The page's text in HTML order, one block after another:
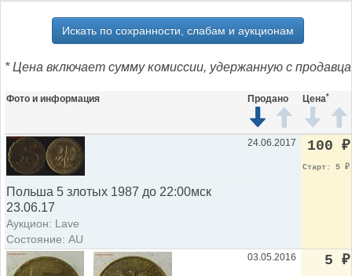
Искать по сохранности, слабам и аукционам
* Цена включает сумму комиссии, удержанную с продавца
Фото и информация Продано Цена*
Польша 5 злотых 1987 до 22:00мск
23.06.17
Аукцион: Lave
Состояние: AU
24.06.2017 100 ₽
Старт: 5 ₽
03.05.2016 5 ₽